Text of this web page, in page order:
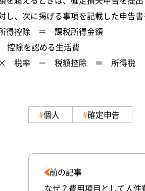
し、次に掲げる事項を記載した申告書
控除 ＝ 課税所得金額
除を認める生活費
× 税率 － 税額控除 ＝ 所得税
個人 確定申告
前の記事
なぜ？費用項目として人件